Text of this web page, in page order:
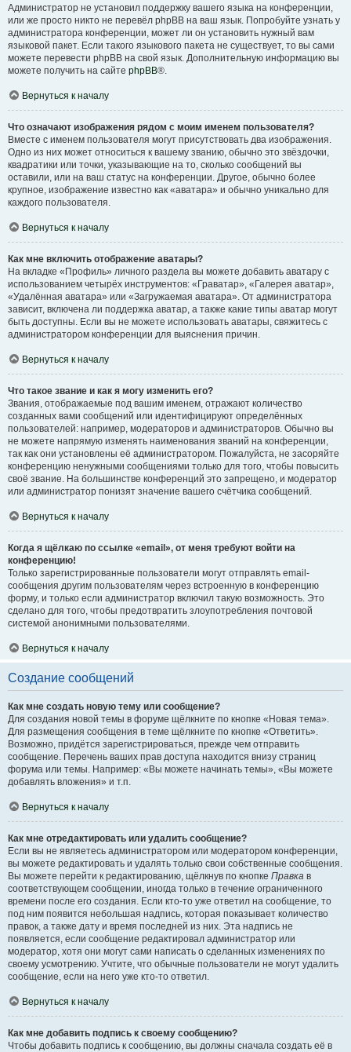
Администратор не установил поддержку вашего языка на конференции,
или же просто никто не перевёл phpBB на ваш язык. Попробуйте узнать у
администратора конференции, может ли он установить нужный вам
языковой пакет. Если такого языкового пакета не существует, то вы сами
можете перевести phpBB на свой язык. Дополнительную информацию вы
можете получить на сайте phpBB®.
Вернуться к началу
Что означают изображения рядом с моим именем пользователя?
Вместе с именем пользователя могут присутствовать два изображения.
Одно из них может относиться к вашему званию, обычно это звёздочки,
квадратики или точки, указывающие на то, сколько сообщений вы
оставили, или на ваш статус на конференции. Другое, обычно более
крупное, изображение известно как «аватара» и обычно уникально для
каждого пользователя.
Вернуться к началу
Как мне включить отображение аватары?
На вкладке «Профиль» личного раздела вы можете добавить аватару с
использованием четырёх инструментов: «Граватар», «Галерея аватар»,
«Удалённая аватара» или «Загружаемая аватара». От администратора
зависит, включена ли поддержка аватар, а также какие типы аватар могут
быть доступны. Если вы не можете использовать аватары, свяжитесь с
администратором конференции для выяснения причин.
Вернуться к началу
Что такое звание и как я могу изменить его?
Звания, отображаемые под вашим именем, отражают количество
созданных вами сообщений или идентифицируют определённых
пользователей: например, модераторов и администраторов. Обычно вы
не можете напрямую изменять наименования званий на конференции,
так как они установлены её администратором. Пожалуйста, не засоряйте
конференцию ненужными сообщениями только для того, чтобы повысить
своё звание. На большинстве конференций это запрещено, и модератор
или администратор понизят значение вашего счётчика сообщений.
Вернуться к началу
Когда я щёлкаю по ссылке «email», от меня требуют войти на
конференцию!
Только зарегистрированные пользователи могут отправлять email-
сообщения другим пользователям через встроенную в конференцию
форму, и только если администратор включил такую возможность. Это
сделано для того, чтобы предотвратить злоупотребления почтовой
системой анонимными пользователями.
Вернуться к началу
Создание сообщений
Как мне создать новую тему или сообщение?
Для создания новой темы в форуме щёлкните по кнопке «Новая тема».
Для размещения сообщения в теме щёлкните по кнопке «Ответить».
Возможно, придётся зарегистрироваться, прежде чем отправить
сообщение. Перечень ваших прав доступа находится внизу страниц
форума или темы. Например: «Вы можете начинать темы», «Вы можете
добавлять вложения» и т.п.
Вернуться к началу
Как мне отредактировать или удалить сообщение?
Если вы не являетесь администратором или модератором конференции,
вы можете редактировать и удалять только свои собственные сообщения.
Вы можете перейти к редактированию, щёлкнув по кнопке Правка в
соответствующем сообщении, иногда только в течение ограниченного
времени после его создания. Если кто-то уже ответил на сообщение, то
под ним появится небольшая надпись, которая показывает количество
правок, а также дату и время последней из них. Эта надпись не
появляется, если сообщение редактировал администратор или
модератор, хотя они могут сами написать о сделанных изменениях по
своему усмотрению. Учтите, что обычные пользователи не могут удалить
сообщение, если на него уже кто-то ответил.
Вернуться к началу
Как мне добавить подпись к своему сообщению?
Чтобы добавить подпись к сообщению, вы должны сначала создать её в